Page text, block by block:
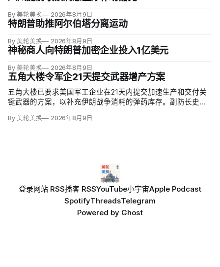
By 美轮美换 2026年8月9日
特朗普助推阿尔伯塔分离运动
By 美轮美换 2026年8月9日
神秘商人向特朗普加密企业投入1亿美元
By 美轮美换 2026年8月9日
五角大楼令军企21天提交武器增产方案
五角大楼已要求美国军工企业在21天内提交加速生产和交付关
键武器的方案，以补充伊朗战争消耗的弹药库存。副防长史蒂
可接受，必须立即扩大产能；
By 美轮美换 2026年8月9日
登录网站 RSS播客 RSSYouTube小宇宙Apple Podcast
SpotifyThreadsTelegram
Powered by Ghost